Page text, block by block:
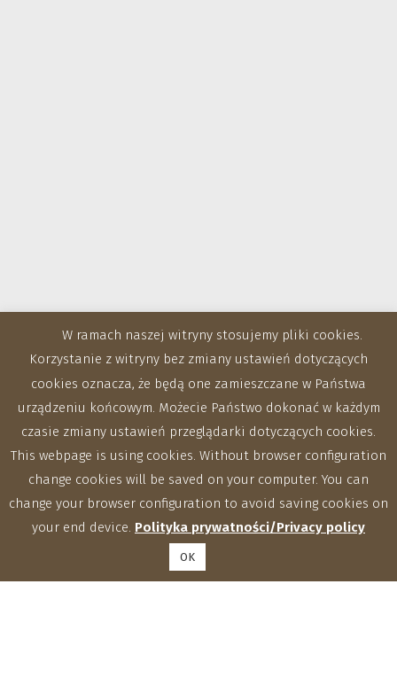
Zakłady
W ramach naszej witryny stosujemy pliki cookies.
Korzystanie z witryny bez zmiany ustawień dotyczących
cookies oznacza, że będą one zamieszczane w Państwa
urządzeniu końcowym. Możecie Państwo dokonać w każdym
czasie zmiany ustawień przeglądarki dotyczących cookies.
This webpage is using cookies. Without browser configuration
change cookies will be saved on your computer. You can
change your browser configuration to avoid saving cookies on
your end device. Polityka prywatności/Privacy policy
OK